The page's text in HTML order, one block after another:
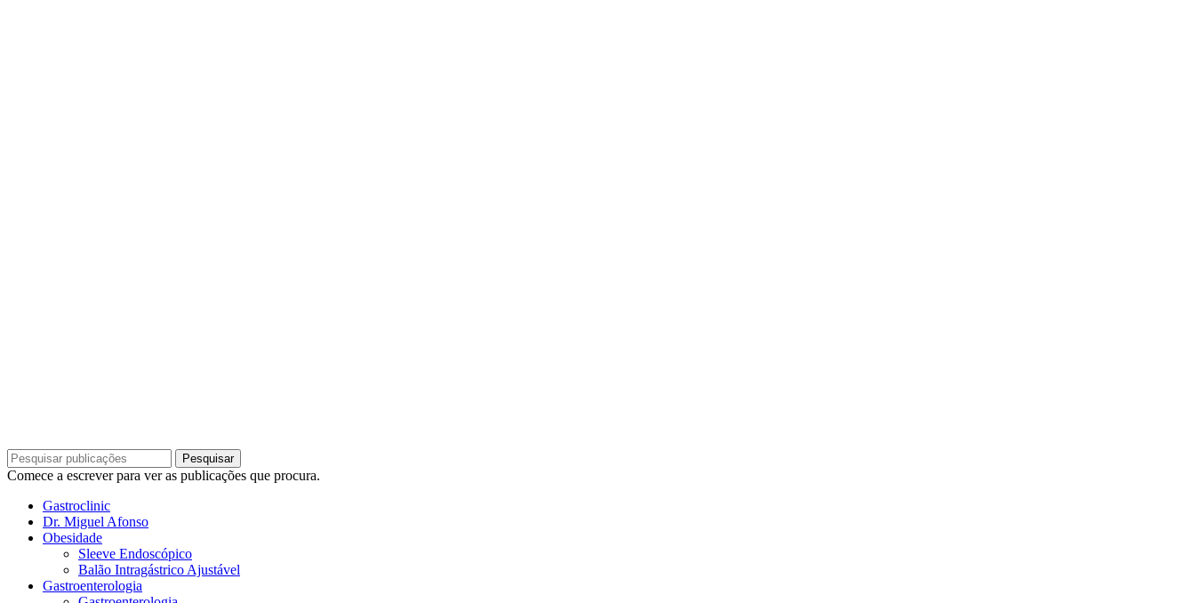
Pesquisar
Comece a escrever para ver as publicações que procura.
Gastroclinic
Dr. Miguel Afonso
Obesidade
Sleeve Endoscópico
Balão Intragástrico Ajustável
Gastroenterologia